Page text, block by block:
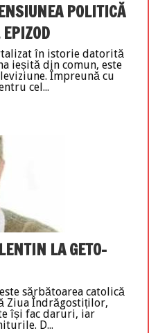
POLITICĂ
în istorie datorită
ieșită din comun, este
Împreună cu
cel...
LA GETO-
sărbătoarea catolică
Ziua Îndrăgostiților,
își fac daruri, iar
D...